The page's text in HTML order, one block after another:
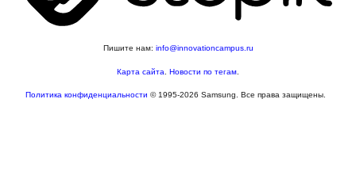
Пишите нам: info@innovationcampus.ru
Карта сайта Новости по тегам
Политика конфиденциальности © 1995-2026 Samsung. Все права защищены.